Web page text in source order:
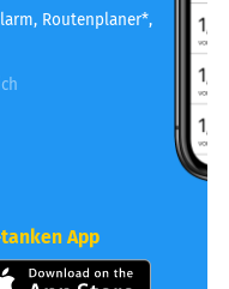
Routenplaner*,
App